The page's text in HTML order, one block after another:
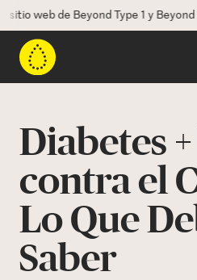
de Beyond Type 1 y Beyond
Recursos
Programas
Diabetes
contra el
Lo Que
Saber